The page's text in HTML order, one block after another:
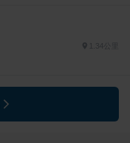
1.34公里